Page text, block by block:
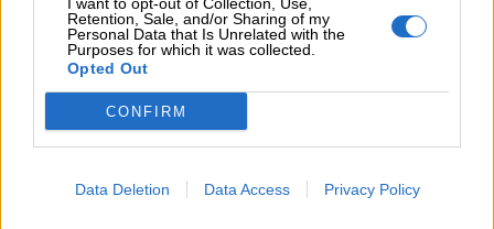
Retention, Sale, and/or Sharing of my
Personal Data that Is Unrelated with the
Purposes for which it was collected.
Opted Out
CONFIRM
Data Deletion Data Access Privacy Policy
Aggettivi con la A